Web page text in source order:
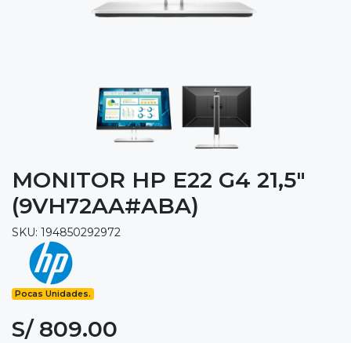
MONITOR HP E22 G4 21,5"
(9VH72AA#ABA)
SKU: 194850292972
Pocas Unidades.
S/ 809.00